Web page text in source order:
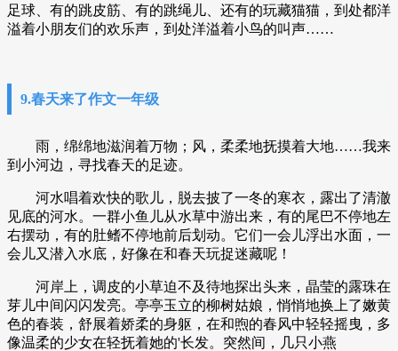
足球、有的跳皮筋、有的跳绳儿、还有的玩藏猫猫，到处都洋
溢着小朋友们的欢乐声，到处洋溢着小鸟的叫声……
9.春天来了作文一年级
雨，绵绵地滋润着万物；风，柔柔地抚摸着大地……我来
到小河边，寻找春天的足迹。
河水唱着欢快的歌儿，脱去披了一冬的寒衣，露出了清澈
见底的河水。一群小鱼儿从水草中游出来，有的尾巴不停地左
右摆动，有的肚鳍不停地前后划动。它们一会儿浮出水面，一
会儿又潜入水底，好像在和春天玩捉迷藏呢！
河岸上，调皮的小草迫不及待地探出头来，晶莹的露珠在
芽儿中间闪闪发亮。亭亭玉立的柳树姑娘，悄悄地换上了嫩黄
色的春装，舒展着娇柔的身躯，在和煦的春风中轻轻摇曳，多
像温柔的少女在轻抚着她的'长发。突然间，几只小燕